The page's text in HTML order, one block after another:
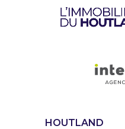
HOUTLAND